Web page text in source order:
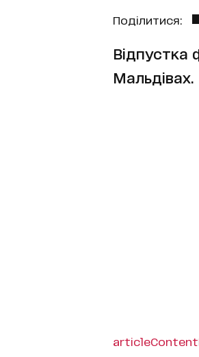
Поділитися:
Відпустка
Мальдівах.
articleContent